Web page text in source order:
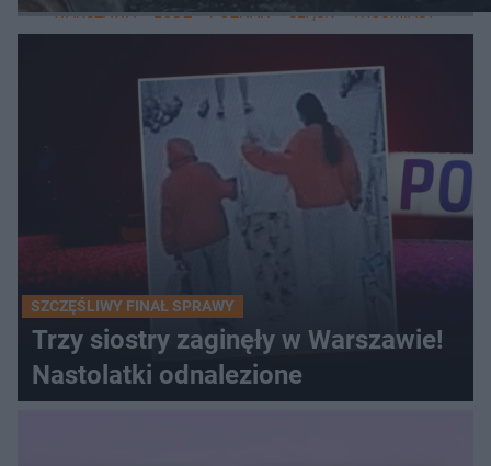
WARSZAWA ŁÓDŹ POZNAŃ ŚLĄSK TRÓJMIASTO
SZCZĘŚLIWY FINAŁ SPRAWY
Trzy siostry zaginęły w Warszawie!
Nastolatki odnalezione